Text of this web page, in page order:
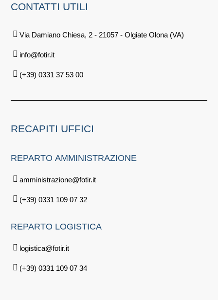
CONTATTI UTILI
Via Damiano Chiesa, 2 - 21057 - Olgiate Olona (VA)
info@fotir.it
(+39) 0331 37 53 00
RECAPITI UFFICI
REPARTOAMMINISTRAZIONE
amministrazione@fotir.it
(+39) 0331 109 07 32
REPARTO LOGISTICA
logistica@fotir.it
(+39) 0331 109 07 34